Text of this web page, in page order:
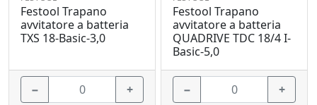
Festool Trapano
avvitatore a batteria
TXS 18-Basic-3,0
− +
Festool Trapano
avvitatore a batteria
QUADRIVE TDC 18/4 I-
Basic-5,0
− +